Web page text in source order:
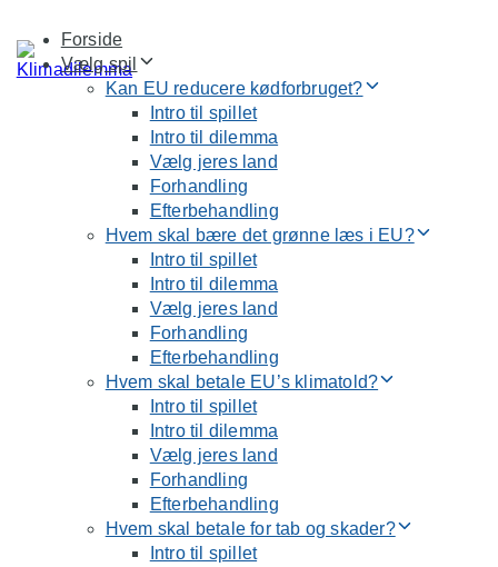
links
to
primary
Forside
Vælg spil
Kan EU reducere kødforbruget?
Intro til spillet
Intro til dilemma
Vælg jeres land
Forhandling
Efterbehandling
Hvem skal bære det grønne læs i EU?
Intro til spillet
Intro til dilemma
Vælg jeres land
Forhandling
Efterbehandling
Hvem skal betale EU’s klimatold?
Intro til spillet
Intro til dilemma
Vælg jeres land
Forhandling
Efterbehandling
Hvem skal betale for tab og skader?
Intro til spillet